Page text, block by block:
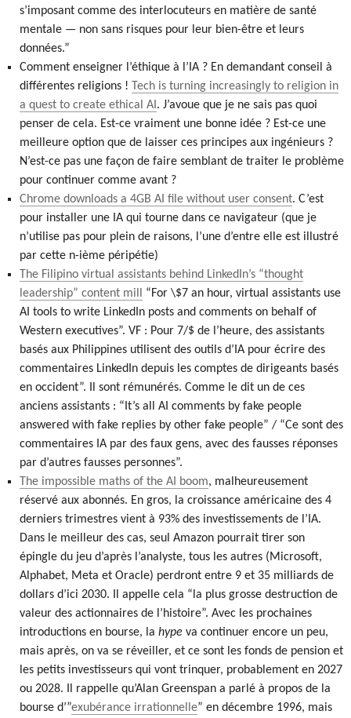
s’imposant comme des interlocuteurs en matière de santé
mentale — non sans risques pour leur bien-être et leurs
données.”
Comment enseigner l’éthique à l’IA ? En demandant conseil à
différentes religions !
Tech is turning increasingly to religion in
a quest to create ethical AI . J’avoue que je ne sais pas quoi
penser de cela. Est-ce vraiment une bonne idée ? Est-ce une
meilleure option que de laisser ces principes aux ingénieurs ?
N’est-ce pas une façon de faire semblant de traiter le problème
pour continuer comme avant ?
Chrome downloads a 4GB AI file without user consent. C’est
pour installer une IA qui tourne dans ce navigateur (que je
n’utilise pas pour plein de raisons, l’une d’entre elle est illustré
par cette n-ième péripétie)
The Filipino virtual assistants behind LinkedIn’s “thought
leadership” content mill
“For \$7 an hour, virtual assistants use
AI tools to write LinkedIn posts and comments on behalf of
Western executives”. VF : Pour 7/$ de l’heure, des assistants
basés aux Philippines utilisent des outils d’IA pour écrire des
commentaires LinkedIn depuis les comptes de dirigeants basés
en occident”. Il sont rémunérés. Comme le dit un de ces
anciens assistants : “It’s all AI comments by fake people
answered with fake replies by other fake people” / “Ce sont des
commentaires IA par des faux gens, avec des fausses réponses
par d’autres fausses personnes”.
The impossible maths of the AI boom, malheureusement
réservé aux abonnés. En gros, la croissance américaine des 4
derniers trimestres vient à 93% des investissements de l’IA.
Dans le meilleur des cas, seul Amazon pourrait tirer son
épingle du jeu d’après l’analyste, tous les autres (Microsoft,
Alphabet, Meta et Oracle) perdront entre 9 et 35 milliards de
dollars d’ici 2030. Il appelle cela “la plus grosse destruction de
valeur des actionnaires de l’histoire”. Avec les prochaines
introductions en bourse, la hypeva continuer encore un peu,
mais après, on va se réveiller, et ce sont les fonds de pension et
les petits investisseurs qui vont trinquer, probablement en 2027
ou 2028. Il rappelle qu’Alan Greenspan a parlé à propos de la
bourse d’”exubérance irrationnelle” en décembre 1996, mais